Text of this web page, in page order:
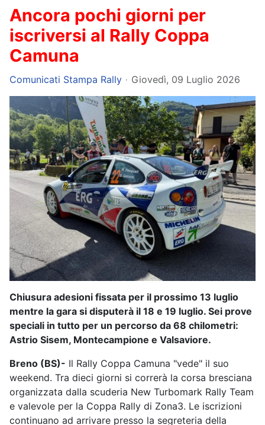
Ancora pochi giorni per
iscriversi al Rally Coppa
Camuna
Comunicati Stampa Rally Giovedì, 09 Luglio 2026
Chiusura adesioni fissata per il prossimo 13 luglio
mentre la gara si disputerà il 18 e 19 luglio. Sei prove
speciali in tutto per un percorso da 68 chilometri:
Astrio Sisem, Montecampione e Valsaviore.
Breno (BS)- Il Rally Coppa Camuna "vede" il suo
weekend. Tra dieci giorni si correrà la corsa bresciana
organizzata dalla scuderia New Turbomark Rally Team
e valevole per la Coppa Rally di Zona3. Le iscrizioni
continuano ad arrivare presso la segreteria della